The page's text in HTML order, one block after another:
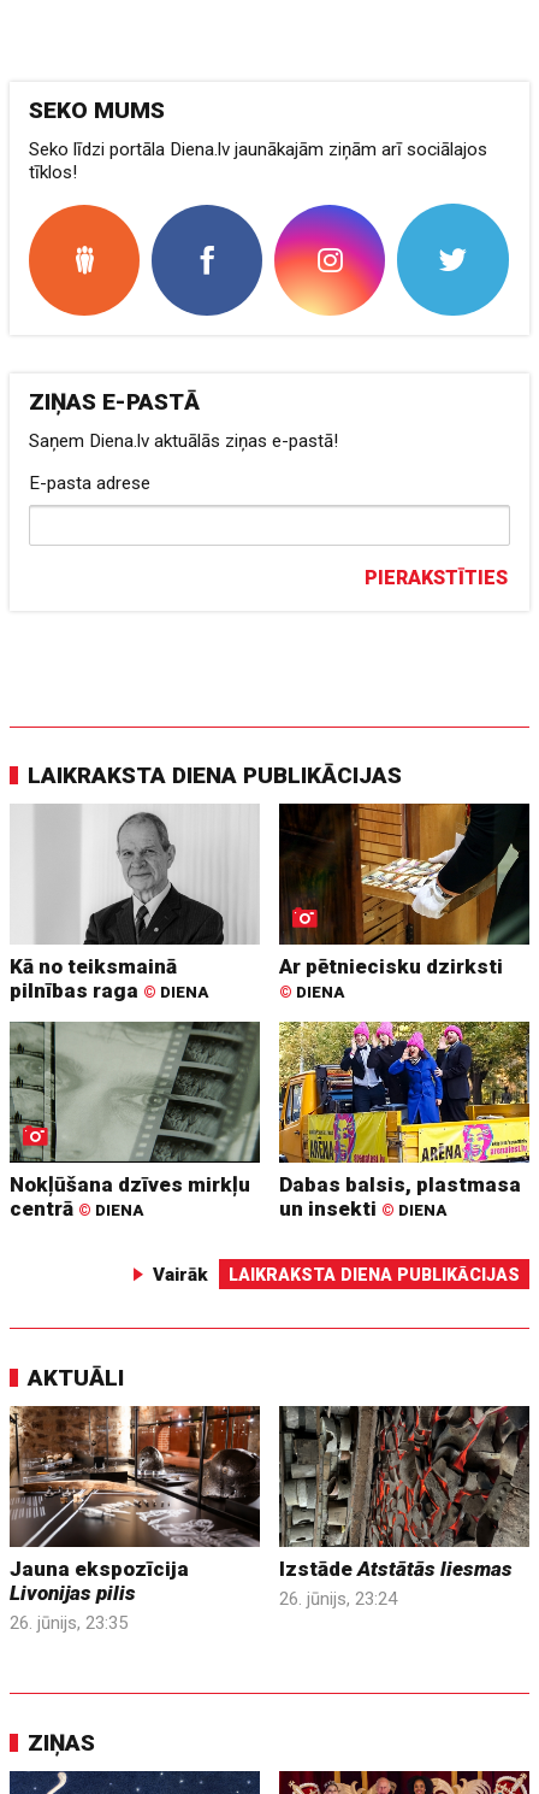
SEKO MUMS
Seko līdzi portāla Diena.lv jaunākajām ziņām arī sociālajos
tīklos!
ZIŅAS E-PASTĀ
Saņem Diena.lv aktuālās ziņas e-pastā!
E-pasta adrese
PIERAKSTĪTIES
LAIKRAKSTA DIENA PUBLIKĀCIJAS
Kā no teiksmainā
pilnības raga © DIENA
Ar pētniecisku dzirksti
© DIENA
Nokļūšana dzīves mirkļu
centrā © DIENA
Dabas balsis, plastmasa
un insekti © DIENA
Vairāk LAIKRAKSTA DIENA PUBLIKĀCIJAS
AKTUĀLI
Jauna ekspozīcija
Livonijas pilis
26. jūnijs, 23:35
IzstādeAtstātās liesmas
26. jūnijs, 23:24
ZIŅAS